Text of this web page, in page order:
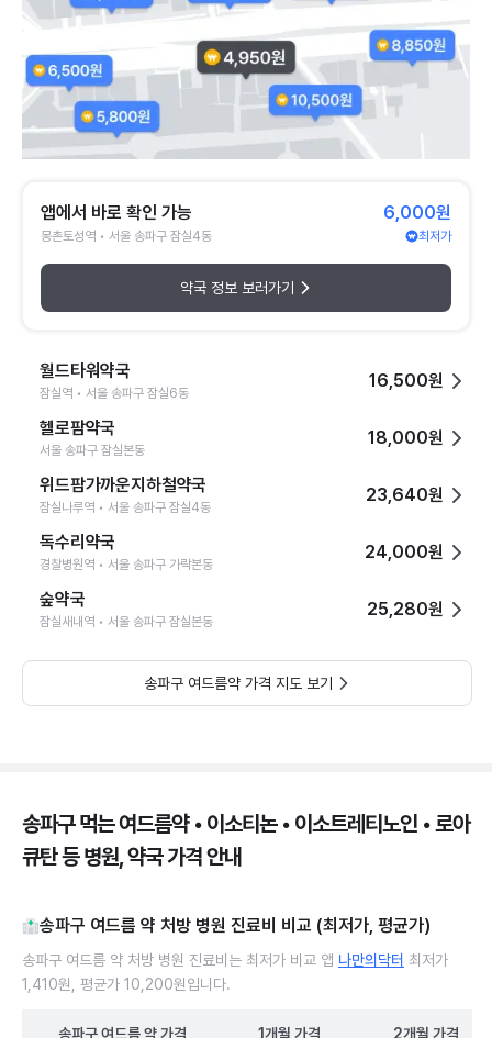
앱에서 바로 확인 가능
몽촌토성역 • 서울 송파구 잠실4동
6,000원
최저가
약국 정보 보러가기
월드타워약국
잠실역 • 서울 송파구 잠실6동
16,500원
헬로팜약국
서울 송파구 잠실본동
18,000원
위드팜가까운지하철약국
잠실나루역 • 서울 송파구 잠실4동
23,640원
독수리약국
경찰병원역 • 서울 송파구 가락본동
24,000원
숲약국
잠실새내역 • 서울 송파구 잠실본동
25,280원
송파구 여드름약 가격 지도 보기
송파구 먹는 여드름약 • 이소티논 • 이소트레티노인 • 로아
큐탄 등 병원, 약국 가격 안내
송파구 여드름 약 처방 병원 진료비 비교 (최저가, 평균가)
송파구 여드름 약 처방 병원 진료비는 최저가 비교 앱 나만의닥터 최저가
1,410원, 평균가 10,200원입니다.
송파구 여드름 약가격 1개월 가격 2개월 가격